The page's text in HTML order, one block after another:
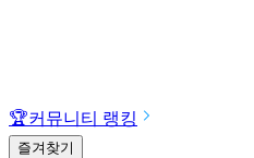
🏆커뮤니티 랭킹
즐겨찾기